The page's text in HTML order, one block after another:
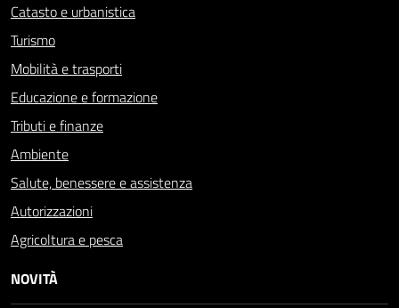
Catasto e urbanistica
Turismo
Mobilità e trasporti
Educazione e formazione
Tributi e finanze
Ambiente
Salute, benessere e assistenza
Autorizzazioni
Agricoltura e pesca
NOVITÀ